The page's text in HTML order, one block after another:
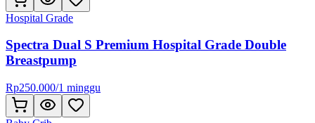
Hospital Grade
Spectra Dual S Premium Hospital Grade Double
Breastpump
Rp250.000/1 minggu